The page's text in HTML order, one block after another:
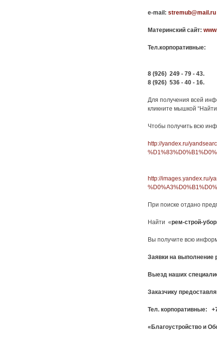
e-mail: stremub@mail.ru
Материнский сайт:
Тел.корпоративные:
8 (926) 249 - 79 - 43.
8 (926) 536 - 40 - 16.
Для получения всей
кликните мышкой
Чтобы получить всю
http://yandex.ru/
http://images.yandex.ru/
При поиске отдано
Найти «рем-строй-
Вы получите всю
Заявки на выполнение
Выезд наших
Заказчику
Тел. корпоративные:
«Благоустройство и